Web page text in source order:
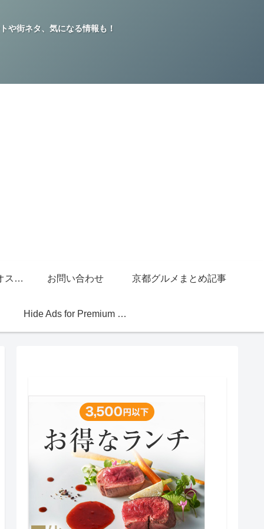
や街ネタ、気になる情報も！
グッチジャパン的オススメ店 お問い合わせ 京都グルメまとめ記事
Hide Ads for Premium Members